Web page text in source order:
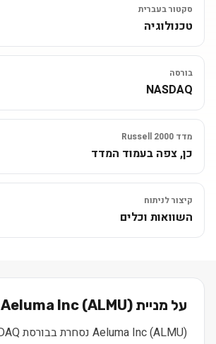
סקטור בעברית
טכנולוגיה
בורסה
NASDAQ
מדד Russell 2000
כן, צפה בעמוד המדד
קיצור לניתוח
השוואות וכלים
על מניית Aeluma Inc (ALMU) בקצרה